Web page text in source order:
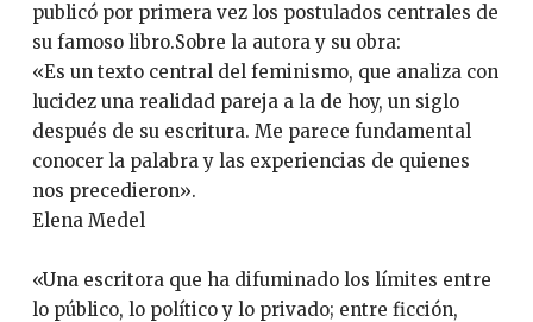
publicó por primera vez los postulados centrales de
su famoso libro.Sobre la autora y su obra:
«Es un texto central del feminismo, que analiza con
lucidez una realidad pareja a la de hoy, un siglo
después de su escritura. Me parece fundamental
conocer la palabra y las experiencias de quienes
nos precedieron».
Elena Medel
«Una escritora que ha difuminado los límites entre
lo público, lo político y lo privado; entre ficción,